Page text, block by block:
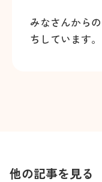
みなさんから
ちしています。
他の記事を見る